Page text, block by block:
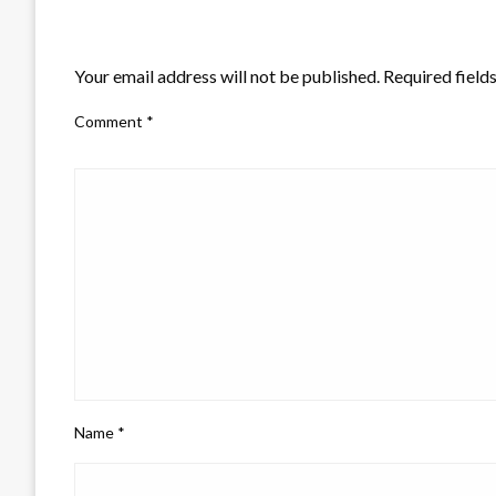
Your email address will not be published. Required
Comment *
Name *